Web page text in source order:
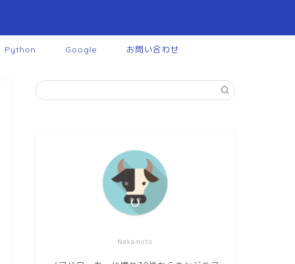
Python Google お問い合わせ
Nakamoto